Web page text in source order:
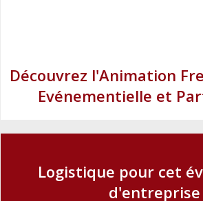
Découvrez l'Animation
Evénementielle et
Logistique pour cet
d'entreprise